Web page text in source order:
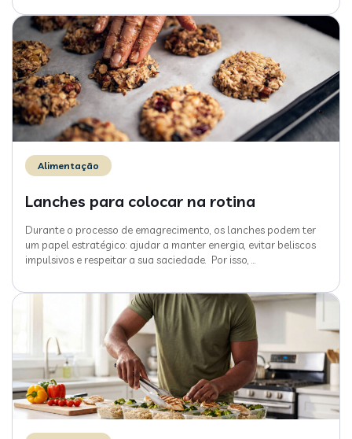
Alimentação
Lanches para colocar na rotina
Durante o processo de emagrecimento, os lanches podem ter
um papel estratégico: ajudar a manter energia, evitar beliscos
impulsivos e respeitar a sua saciedade. Por isso,